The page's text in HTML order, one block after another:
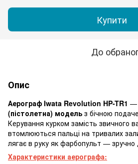
Купити
До
Опис
Аерограф Iwata Revolution HP-TR1 —
(пістолетна) модель з бічною
Керування курком замість звичного
втомлюються пальці на тривалих
лягає в руку як фарбопульт —
Характеристики аерографа: